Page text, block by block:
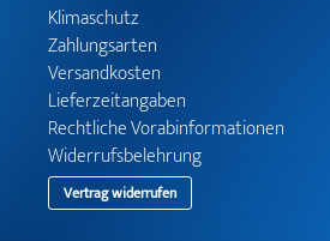
Klimaschutz
Zahlungsarten
Versandkosten
Lieferzeitangaben
Rechtliche Vorabinformationen
Widerrufsbelehrung
Vertrag widerrufen